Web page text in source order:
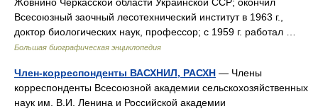
Всесоюзный заочный лесотехнический институт в 1963 г.,
доктор биологических наук, профессор; с 1959 г. работал …
Большая биографическая энциклопедия
Член-корреспонденты ВАСХНИЛ, РАСХН — Члены
корреспонденты Всесоюзной академии сельскохозяйственных
наук им. В.И. Ленина и Российской академии